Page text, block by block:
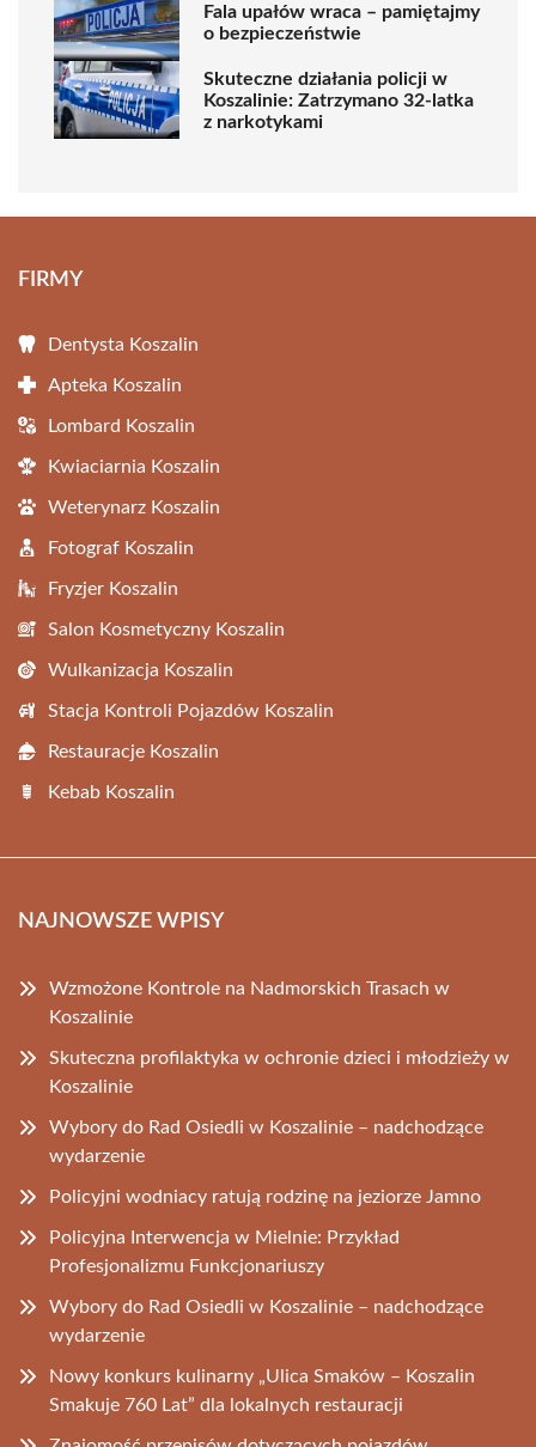
Fala upałów wraca – pamiętajmy
o bezpieczeństwie
Skuteczne działania policji w
Koszalinie: Zatrzymano 32-latka
z narkotykami
FIRMY
Dentysta Koszalin
Apteka Koszalin
Lombard Koszalin
Kwiaciarnia Koszalin
Weterynarz Koszalin
Fotograf Koszalin
Fryzjer Koszalin
Salon Kosmetyczny Koszalin
Wulkanizacja Koszalin
Stacja Kontroli Pojazdów Koszalin
Restauracje Koszalin
Kebab Koszalin
NAJNOWSZE WPISY
Wzmożone Kontrole na Nadmorskich Trasach w
Koszalinie
Skuteczna profilaktyka w ochronie dzieci i młodzieży w
Koszalinie
Wybory do Rad Osiedli w Koszalinie – nadchodzące
wydarzenie
Policyjni wodniacy ratują rodzinę na jeziorze Jamno
Policyjna Interwencja w Mielnie: Przykład
Profesjonalizmu Funkcjonariuszy
Wybory do Rad Osiedli w Koszalinie – nadchodzące
wydarzenie
Nowy konkurs kulinarny „Ulica Smaków – Koszalin
Smakuje 760 Lat” dla lokalnych restauracji